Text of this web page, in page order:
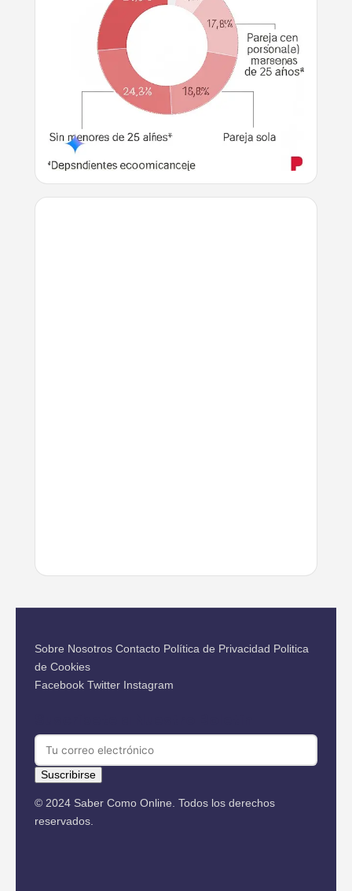
Sobre Nosotros Contacto Política de Privacidad Politica
de Cookies
Facebook Twitter Instagram
Suscribirse
© 2024 Saber Como Online. Todos los derechos
reservados.